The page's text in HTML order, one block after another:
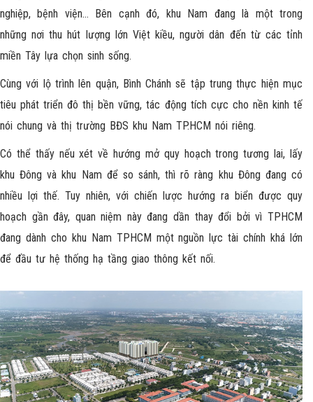
nghiệp, bệnh viện… Bên cạnh đó, khu Nam đang là một trong
những nơi thu hút lượng lớn Việt kiều, người dân đến từ các tỉnh
miền Tây lựa chọn sinh sống.
Cùng với lộ trình lên quận, Bình Chánh sẽ tập trung thực hiện mục
tiêu phát triển đô thị bền vững, tác động tích cực cho nền kinh tế
nói chung và thị trường BĐS khu Nam TP.HCM nói riêng.
Có thể thấy nếu xét về hướng mở quy hoạch trong tương lai, lấy
khu Đông và khu Nam để so sánh, thì rõ ràng khu Đông đang có
nhiều lợi thế. Tuy nhiên, với chiến lược hướng ra biển được quy
hoạch gần đây, quan niệm này đang dần thay đổi bởi vì TPHCM
đang dành cho khu Nam TPHCM một nguồn lực tài chính khá lớn
để đầu tư hệ thống hạ tầng giao thông kết nối.